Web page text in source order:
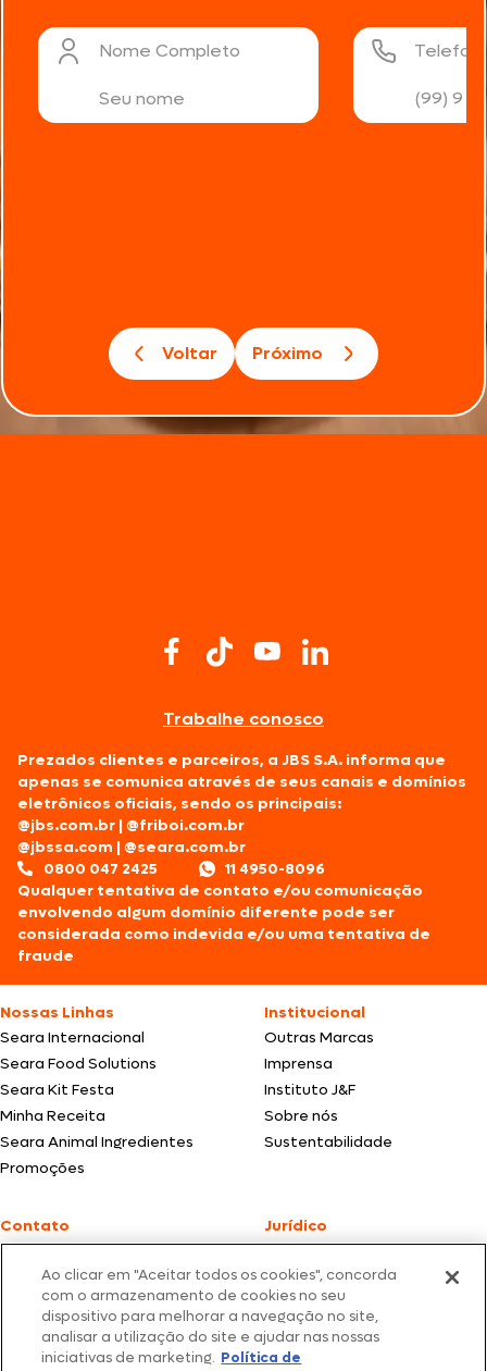
Nome Completo
Voltar Próximo
Trabalhe conosco
Prezados clientes e parceiros, a JBS S.A. informa que
apenas se comunica através de seus canais e domínios
eletrônicos oficiais, sendo os principais:
@jbs.com.br |@friboi.com.br
@jbssa.com |@seara.com.br
0800 047 2425
11 4950-8096
Qualquer tentativa de contato e/ou comunicação
envolvendo algum domínio diferente pode ser
considerada como indevida e/ou uma tentativa de
fraude
Nossas Linhas
Seara Internacional
Seara Food Solutions
Seara Kit Festa
Minha Receita
Seara Animal Ingredientes
Promoções
Institucional
Outras Marcas
Imprensa
Instituto J&F
Sobre nós
Sustentabilidade
Contato
Fale Conosco
SAC: +55 0800 047 2425
Jurídico
Política de cookies
Política de privacidade
Fotos meramente ilustrativas | Ofertas válidas enquanto durarem os
estoques dos nossos parceiros | Vendas sujeitas a análise e confirmação
de dados.
Ao clicar em "Aceitar todos os cookies", concorda
com o armazenamento de cookies no seu
dispositivo para melhorar a navegação no site,
analisar a utilização do site e ajudar nas nossas
iniciativas de marketing. Política de